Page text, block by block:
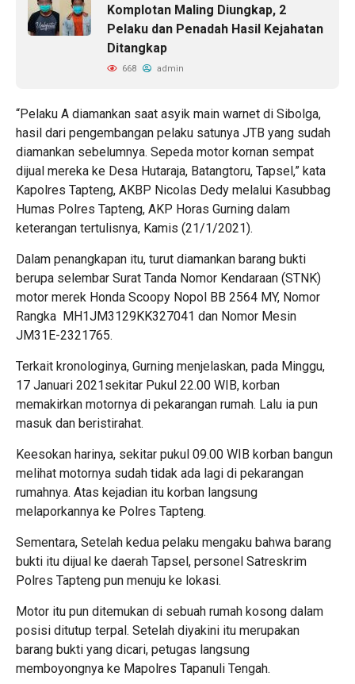
Komplotan Maling Diungkap, 2
Pelaku dan Penadah Hasil Kejahatan
Ditangkap
668 admin
“Pelaku A diamankan saat asyik main warnet di Sibolga,
hasil dari pengembangan pelaku satunya JTB yang sudah
diamankan sebelumnya. Sepeda motor kornan sempat
dijual mereka ke Desa Hutaraja, Batangtoru, Tapsel,” kata
Kapolres Tapteng, AKBP Nicolas Dedy melalui Kasubbag
Humas Polres Tapteng, AKP Horas Gurning dalam
keterangan tertulisnya, Kamis (21/1/2021).
Dalam penangkapan itu, turut diamankan barang bukti
berupa selembar Surat Tanda Nomor Kendaraan (STNK)
motor merek Honda Scoopy Nopol BB 2564 MY, Nomor
Rangka MH1JM3129KK327041 dan Nomor Mesin
JM31E-2321765.
Terkait kronologinya, Gurning menjelaskan, pada Minggu,
17 Januari 2021sekitar Pukul 22.00 WIB, korban
memakirkan motornya di pekarangan rumah. Lalu ia pun
masuk dan beristirahat.
Keesokan harinya, sekitar pukul 09.00 WIB korban bangun
melihat motornya sudah tidak ada lagi di pekarangan
rumahnya. Atas kejadian itu korban langsung
melaporkannya ke Polres Tapteng.
Sementara, Setelah kedua pelaku mengaku bahwa barang
bukti itu dijual ke daerah Tapsel, personel Satreskrim
Polres Tapteng pun menuju ke lokasi.
Motor itu pun ditemukan di sebuah rumah kosong dalam
posisi ditutup terpal. Setelah diyakini itu merupakan
barang bukti yang dicari, petugas langsung
memboyongnya ke Mapolres Tapanuli Tengah.